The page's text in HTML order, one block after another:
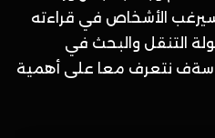
الأشخاص في قراءته
التنقل والبحث في
نتعرف معا على أهمية